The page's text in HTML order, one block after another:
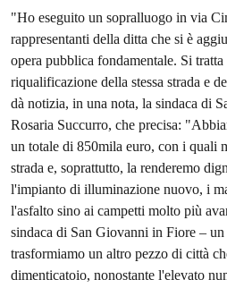
"Ho eseguito un sopralluogo in via
rappresentanti della ditta che si è
opera pubblica fondamentale. Si
riqualificazione della stessa strada e
dà notizia, in una nota, la sindaca di
Rosaria Succurro, che precisa:
un totale di 850mila euro, con i quali
strada e, soprattutto, la renderemo
l'impianto di illuminazione nuovo, i
l'asfalto sino ai campetti molto più
sindaca di San Giovanni in Fiore –
trasformiamo un altro pezzo di città
dimenticatoio, nonostante l'elevato